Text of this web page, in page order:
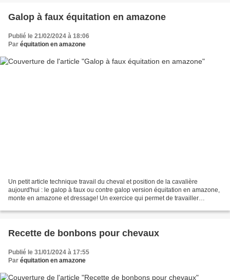
Galop à faux équitation en amazone
Publié le 21/02/2024 à 18:06
Par équitation en amazone
Un petit article technique travail du cheval et position de la cavalière
aujourd'hui : le galop à faux ou contre galop version équitation en amazone,
monte en amazone et dressage! Un exercice qui permet de travailler
Recette de bonbons pour chevaux
Publié le 31/01/2024 à 17:55
Par équitation en amazone